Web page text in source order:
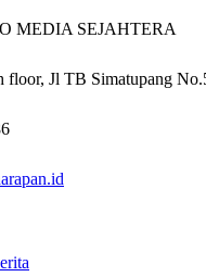
MEDIA SEJAHTERA
floor, Jl TB Simatupang